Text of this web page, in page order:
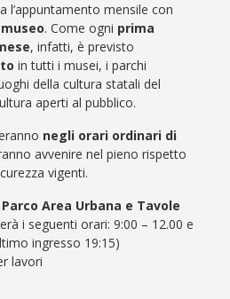
l’appuntamento mensile con
. Come ogni prima
, infatti, è previsto
in tutti i musei, i parchi
della cultura statali del
aperti al pubblico.
negli orari ordinari di
avvenire nel pieno rispetto
vigenti.
Parco Area Urbana e Tavole
i seguenti orari: 9:00 – 12.00 e
ingresso 19:15)
lavori